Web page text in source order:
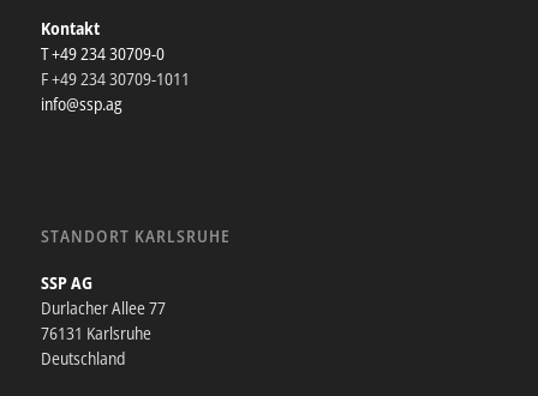
Kontakt
T +49 234 30709-0
F +49 234 30709-1011
info@ssp.ag
STANDORT KARLSRUHE
SSP AG
Durlacher Allee 77
76131 Karlsruhe
Deutschland